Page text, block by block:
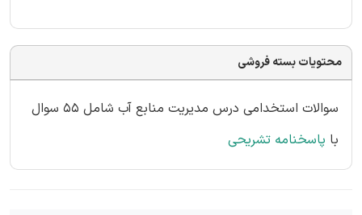
محتویات بسته فروشی
سوالات استخدامی درس مدیریت منابع آب شامل 55 سوال
با پاسخنامه تشریحی